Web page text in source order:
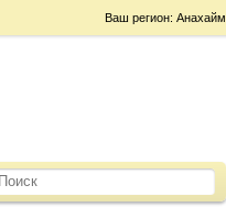
Ваш регион: Анахайм